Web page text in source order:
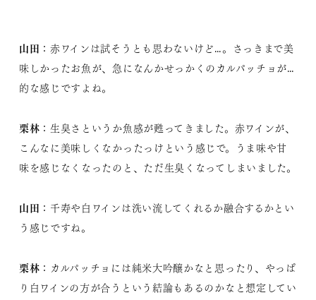
山田 ：赤ワインは試そうとも思わないけど…。さっきまで美
味しかったお魚が、急になんかせっかくのカルパッチョが…
的な感じですよね。
栗林 ：生臭さというか魚感が甦ってきました。赤ワインが、
こんなに美味しくなかったっけという感じで。うま味や甘
味を感じなくなったのと、ただ生臭くなってしまいました。
山田 ：千寿や白ワインは洗い流してくれるか融合するかとい
う感じですね。
栗林 ：カルパッチョには純米大吟醸かなと思ったり、やっぱ
り白ワインの方が合うという結論もあるのかなと想定してい